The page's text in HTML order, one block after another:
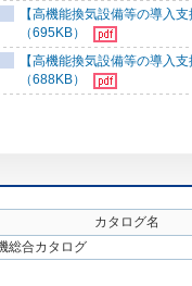
【高機能換気設備等の導入
（695KB）
【高機能換気設備等の導入
（688KB）
カタログ名
総合カタログ